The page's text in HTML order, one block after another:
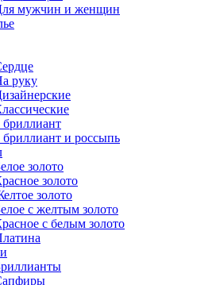
мужчин и женщин
руку
бриллиант
бриллиант и россыпь
золото
золото
золото
с желтым золото
с белым золото